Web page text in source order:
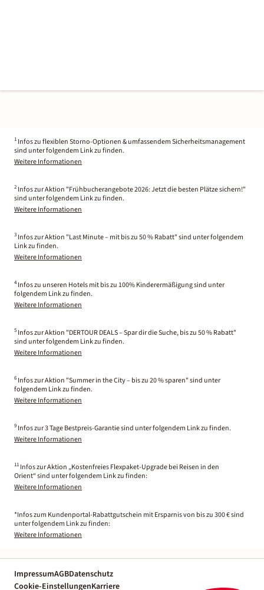
1 Infos zu flexiblen Storno-Optionen & umfassendem Sicherheitsmanagement
sind unter folgendem Link zu finden.
Weitere Informationen
2 Infos zur Aktion "Frühbucherangebote 2026: Jetzt die besten Plätze sichern!"
sind unter folgendem Link zu finden.
Weitere Informationen
3 Infos zur Aktion "Last Minute – mit bis zu 50 % Rabatt" sind unter folgendem
Link zu finden.
Weitere Informationen
4 Infos zu unseren Hotels mit bis zu 100% Kinderermäßigung sind unter
folgendem Link zu finden.
Weitere Informationen
5 Infos zur Aktion "DERTOUR DEALS – Spar dir die Suche, bis zu 50 % Rabatt"
sind unter folgendem Link zu finden.
Weitere Informationen
6 Infos zur Aktion "Summer in the City – bis zu 20 % sparen" sind unter
folgendem Link zu finden.
Weitere Informationen
9 Infos zur 3 Tage Bestpreis-Garantie sind unter folgendem Link zu finden.
Weitere Informationen
11 Infos zur Aktion „Kostenfreies Flexpaket-Upgrade bei Reisen in den
Orient“ sind unter folgendem Link zu finden:
Weitere Informationen
*Infos zum Kundenportal-Rabattgutschein mit Ersparnis von bis zu 300 € sind
unter folgendem Link zu finden:
Weitere Informationen
ImpressumAGBDatenschutz
Cookie-EinstellungenKarriere